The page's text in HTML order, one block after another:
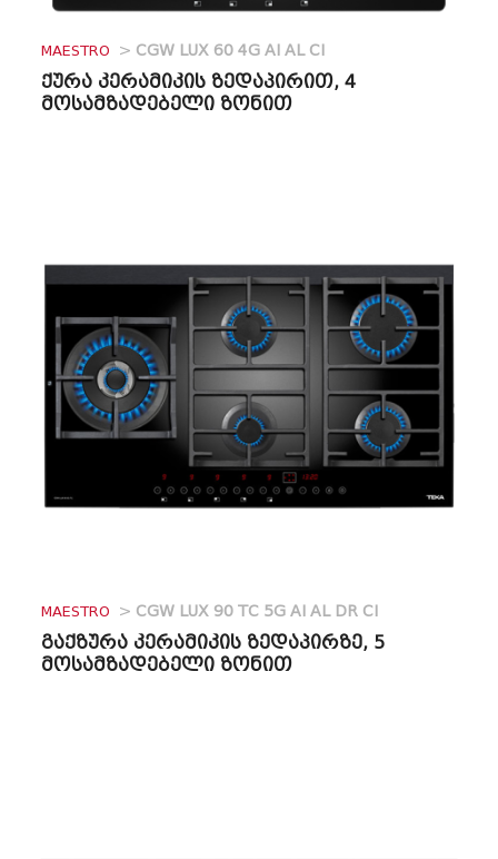
MAESTRO > CGW LUX 60 4G AI AL CI
ქურა კერამიკის ზედაპირით, 4
მოსამზადებელი ზონით
MAESTRO > CGW LUX 90 TC 5G AI AL DR CI
გაქზურა კერამიკის ზედაპირზე, 5
მოსამზადებელი ზონით